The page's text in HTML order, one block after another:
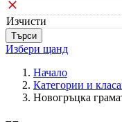
Изчисти
Избери щанд
Начало
Категории и
Новогръцка